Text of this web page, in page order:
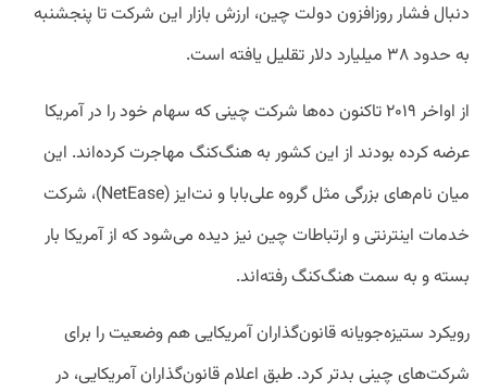
دنبال فشار روزافزون دولت چین، ارزش بازار این شرکت تا پنجشنبه
به حدود ۳۸ میلیارد دلار تقلیل یافته است.
از اواخر ۲۰۱۹ تاکنون ده‌ها شرکت چینی که سهام خود را در آمریکا
عرضه کرده بودند از این کشور به هنگ‌کنگ مهاجرت کرده‌اند. این
میان نام‌های بزرگی مثل گروه علی‌بابا و نت‌ایز (NetEase)، شرکت
خدمات اینترنتی و ارتباطات چین نیز دیده می‌شود که از آمریکا بار
بسته و به سمت هنگ‌کنگ رفته‌اند.
رویکرد ستیزه‌جویانه قانون‌گذاران آمریکایی هم وضعیت را برای
شرکت‌های چینی بدتر کرد. طبق اعلام قانون‌گذاران آمریکایی، در